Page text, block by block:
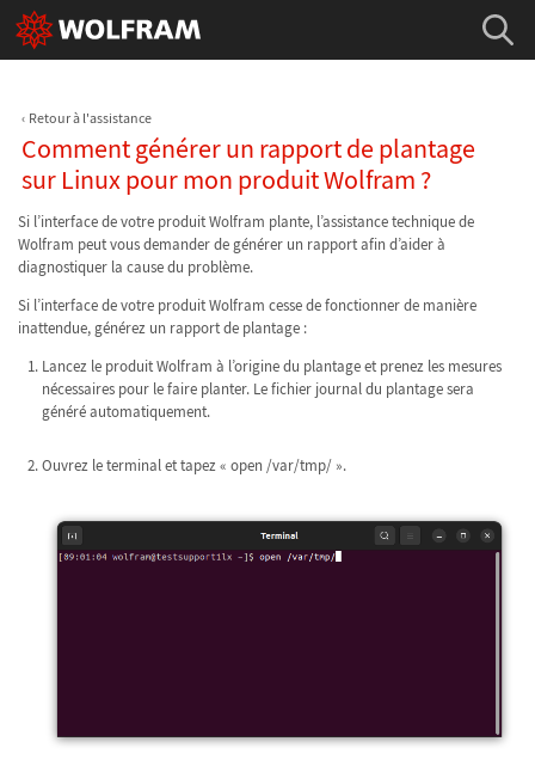
Retour à l'assistance
Comment générer un rapport de plantage
sur Linux pour mon produit Wolfram ?
Si l’interface de votre produit Wolfram plante, l’assistance technique de
Wolfram peut vous demander de générer un rapport afin d’aider à
diagnostiquer la cause du problème.
Si l’interface de votre produit Wolfram cesse de fonctionner de manière
inattendue, générez un rapport de plantage :
Lancez le produit Wolfram à l’origine du plantage et prenez les mesures
nécessaires pour le faire planter. Le fichier journal du plantage sera
généré automatiquement.
Ouvrez le terminal et tapez « open /var/tmp/ ».